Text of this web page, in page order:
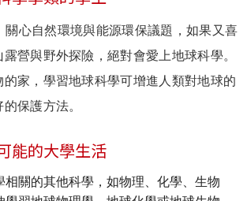
自然環境與能源環保議題，如果又喜
營與野外探險，絕對會愛上地球科學。
家，學習地球科學可增進人類對地球的
保護方法。
能的大學生活
相關的其他科學，如物理、化學、生物